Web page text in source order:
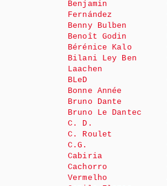
Benjamin
Fernández
Benny Bulben
Benoît Godin
Bérénice Kalo
Bilani Ley Ben
Laachen
BLeD
Bonne Année
Bruno Dante
Bruno Le Dantec
C. D.
C. Roulet
C.G.
Cabiria
Cachorro
Vermelho